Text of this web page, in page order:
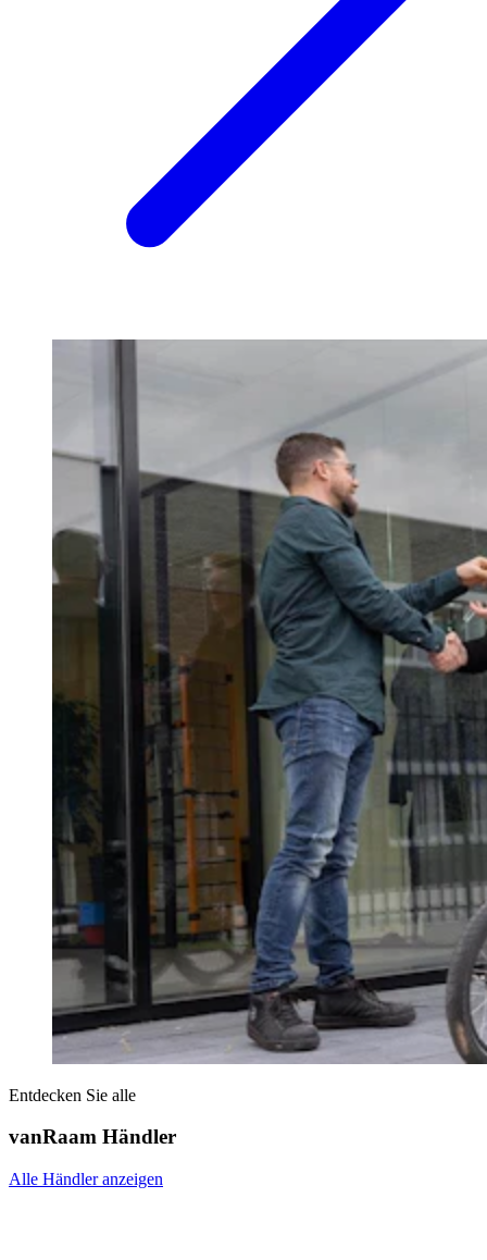
Entdecken Sie alle
vanRaam Händler
Alle Händler anzeigen